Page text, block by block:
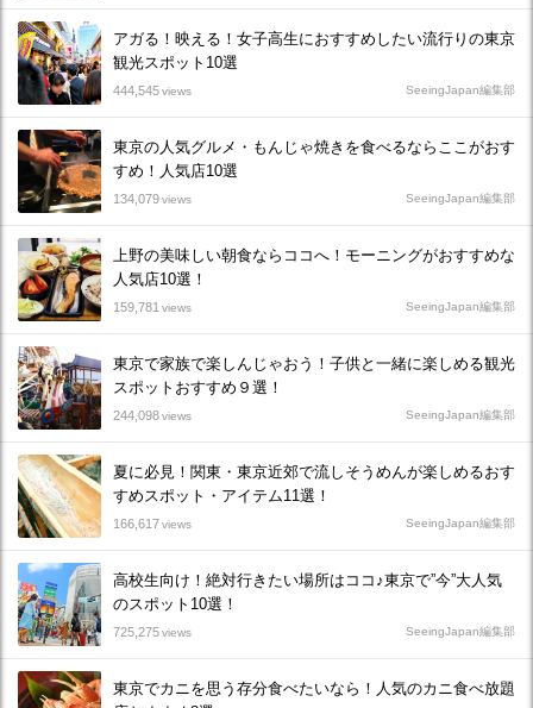
アガる！映える！女子高生におすすめしたい流行りの東京
観光スポット10選
444,545views SeeingJapan編集部
東京の人気グルメ・もんじゃ焼きを食べるならここがおす
すめ！人気店10選
134,079views SeeingJapan編集部
上野の美味しい朝食ならココへ！モーニングがおすすめな
人気店10選！
159,781views SeeingJapan編集部
東京で家族で楽しんじゃおう！子供と一緒に楽しめる観光
スポットおすすめ９選！
244,098views SeeingJapan編集部
夏に必見！関東・東京近郊で流しそうめんが楽しめるおす
すめスポット・アイテム11選！
166,617views SeeingJapan編集部
高校生向け！絶対行きたい場所はココ♪東京で”今”大人気
のスポット10選！
725,275views SeeingJapan編集部
東京でカニを思う存分食べたいなら！人気のカニ食べ放題